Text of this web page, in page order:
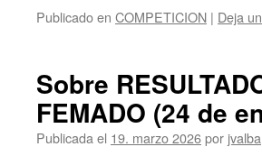
Publicado en COMPETICION | Deja
Sobre
FEMADO (24 de
Publicada el 19. marzo 2026por jvalba